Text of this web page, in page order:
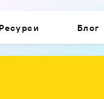
Ресурси Блог